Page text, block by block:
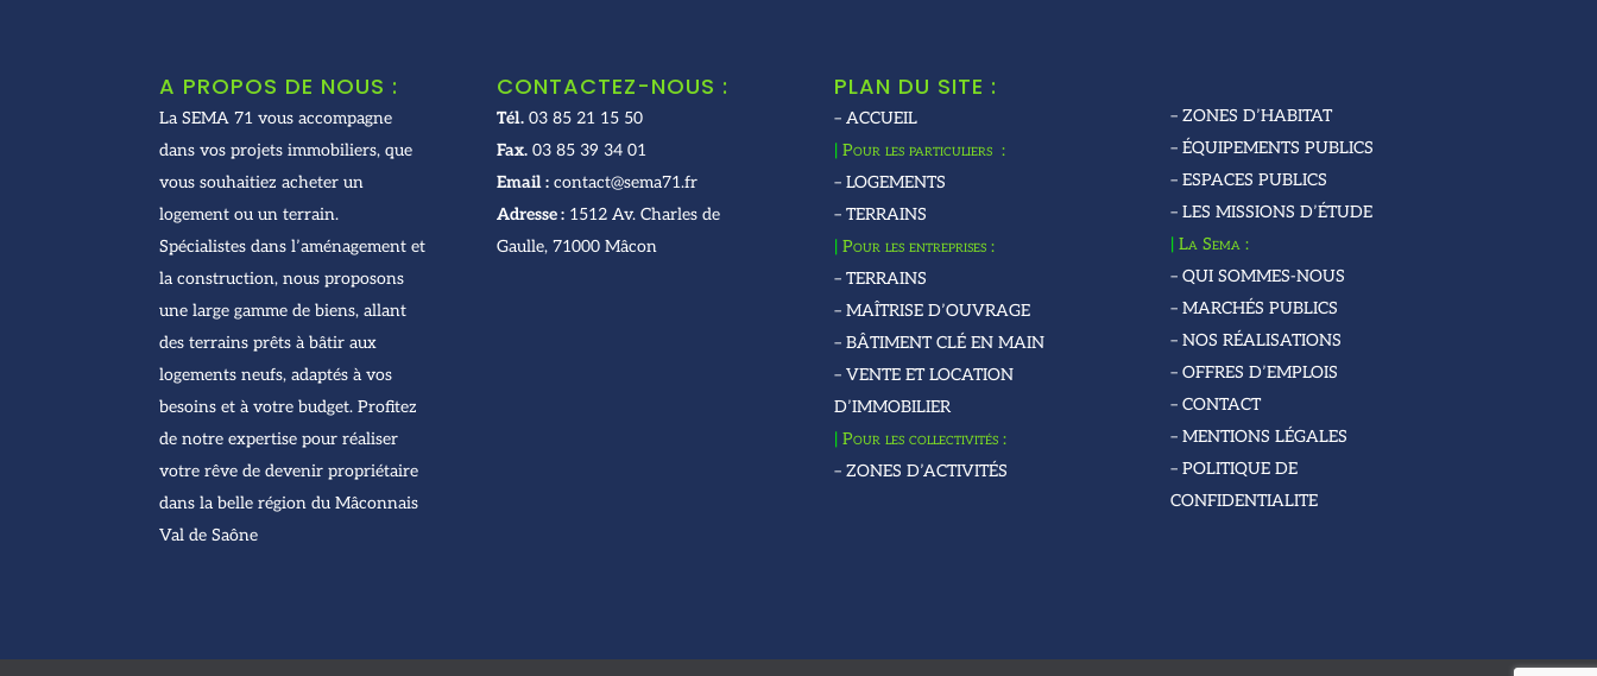
A PROPOS DE NOUS :
La SEMA 71 vous accompagne
dans vos projets immobiliers, que
vous souhaitiez acheter un
logement ou un terrain.
Spécialistes dans l’aménagement et
la construction, nous proposons
une large gamme de biens, allant
des terrains prêts à bâtir aux
logements neufs, adaptés à vos
besoins et à votre budget. Profitez
de notre expertise pour réaliser
votre rêve de devenir propriétaire
dans la belle région du Mâconnais
Val de Saône
CONTACTEZ-NOUS :
Tél.03 85 21 15 50
Fax.03 85 39 34 01
Email :contact@sema71.fr
Adresse :1512 Av. Charles de
Gaulle, 71000 Mâcon
PLAN DU SITE :
– ACCUEIL
| Pour les particuliers :
– LOGEMENTS
– TERRAINS
| Pour les entreprises :
– TERRAINS
– MAÎTRISE D’OUVRAGE
– BÂTIMENT CLÉ EN MAIN
– VENTE ET LOCATION
D’IMMOBILIER
| Pour les collectivités :
– ZONES D’ACTIVITÉS
– ZONES D’HABITAT
– ÉQUIPEMENTS PUBLICS
– ESPACES PUBLICS
– LES MISSIONS D’ÉTUDE
| La Sema :
– QUI SOMMES-NOUS
– MARCHÉS PUBLICS
– NOS RÉALISATIONS
– OFFRES D’EMPLOIS
– CONTACT
– MENTIONS LÉGALES
– POLITIQUE DE
CONFIDENTIALITE